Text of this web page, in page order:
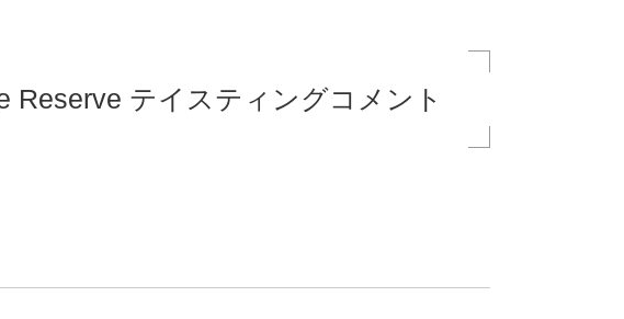
Reserve テイスティングコメント